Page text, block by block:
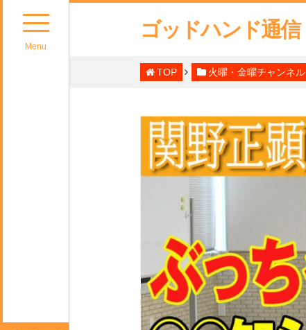
Menu
ゴッドハンド通信
TOP 火曜・金曜チャンネル